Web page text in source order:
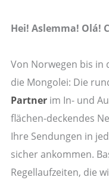
Hei! Aslemma! Olá!
Von Norwegen bis in
die Mongolei: Die
Partnerim In- und
flächen-deckendes
Ihre Sendungen in
sicher ankommen.
Regellaufzeiten, die